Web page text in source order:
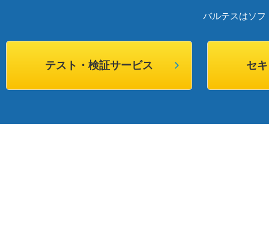
バルテスはソ
テスト・検証サービス セ